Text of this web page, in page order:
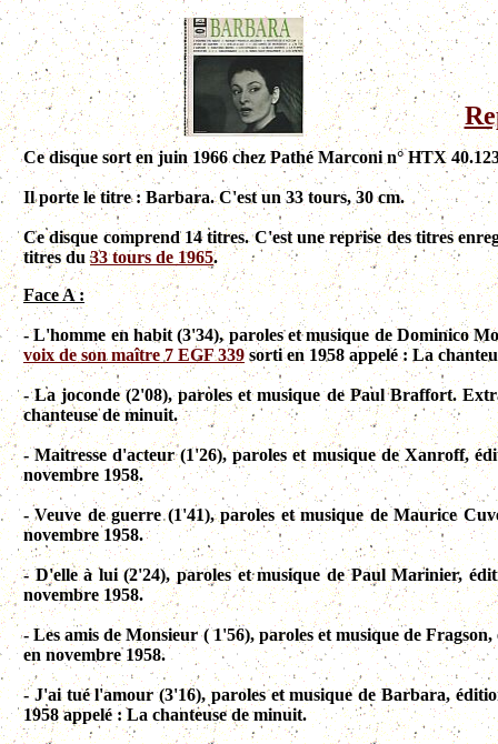
Ce disque sort en juin 1966 chez Pathé Marconi n° HTX
Il porte le titre : Barbara. C'est un 33 tours, 30 cm.
Ce disque comprend 14 titres. C'est une reprise des titres
titres du33 tours de 1965.
Face A :
- L'homme en habit (3'34), paroles et musique de Dominico
voix de son maître 7 EGF 339sorti en 1958 appelé : La
- La joconde (2'08), paroles et musique de Paul Braffort.
chanteuse de minuit.
- Maitresse d'acteur (1'26), paroles et musique de Xanroff,
novembre 1958.
- Veuve de guerre (1'41), paroles et musique de Maurice
novembre 1958.
- D'elle à lui (2'24), paroles et musique de Paul Marinier,
novembre 1958.
- Les amis de Monsieur ( 1'56), paroles et musique de
en novembre 1958.
- J'ai tué l'amour (3'16), paroles et musique de Barbara,
1958 appelé : La chanteuse de minuit.